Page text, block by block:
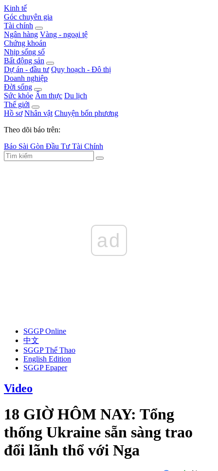
Kinh tế
Góc chuyên gia
Tài chính
Ngân hàng Vàng - ngoại tệ
Chứng khoán
Nhịp sống số
Bất động sản
Dự án - đầu tư Quy hoạch - Đô thị
Doanh nghiệp
Đời sống
Sức khỏe Ẩm thực Du lịch
Thế giới
Hồ sơ Nhân vật Chuyện bốn phương
Theo dõi báo trên:
Báo Sài Gòn Đầu Tư Tài Chính
ad
SGGP Online
中文
SGGP Thể Thao
English Edition
SGGP Epaper
Video
18 GIỜ HÔM NAY: Tổng
thống Ukraine sẵn sàng trao
đổi lãnh thổ với Nga